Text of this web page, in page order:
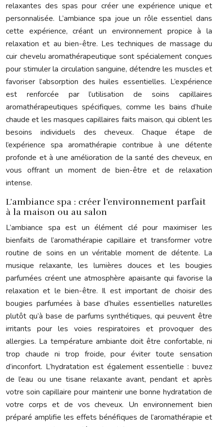
relaxantes des spas pour créer une expérience unique et
personnalisée. L’ambiance spa joue un rôle essentiel dans
cette expérience, créant un environnement propice à la
relaxation et au bien-être. Les techniques de massage du
cuir chevelu aromathérapeutique sont spécialement conçues
pour stimuler la circulation sanguine, détendre les muscles et
favoriser l’absorption des huiles essentielles. L’expérience
est renforcée par l’utilisation de soins capillaires
aromathérapeutiques spécifiques, comme les bains d’huile
chaude et les masques capillaires faits maison, qui ciblent les
besoins individuels des cheveux. Chaque étape de
l’expérience spa aromathérapie contribue à une détente
profonde et à une amélioration de la santé des cheveux, en
vous offrant un moment de bien-être et de relaxation
intense.
L’ambiance spa : créer l’environnement parfait
à la maison ou au salon
L’ambiance spa est un élément clé pour maximiser les
bienfaits de l’aromathérapie capillaire et transformer votre
routine de soins en un véritable moment de détente. La
musique relaxante, les lumières douces et les bougies
parfumées créent une atmosphère apaisante qui favorise la
relaxation et le bien-être. Il est important de choisir des
bougies parfumées à base d’huiles essentielles naturelles
plutôt qu’à base de parfums synthétiques, qui peuvent être
irritants pour les voies respiratoires et provoquer des
allergies. La température ambiante doit être confortable, ni
trop chaude ni trop froide, pour éviter toute sensation
d’inconfort. L’hydratation est également essentielle : buvez
de l’eau ou une tisane relaxante avant, pendant et après
votre soin capillaire pour maintenir une bonne hydratation de
votre corps et de vos cheveux. Un environnement bien
préparé amplifie les effets bénéfiques de l’aromathérapie et